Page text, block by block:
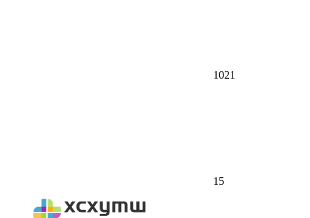
1021
15